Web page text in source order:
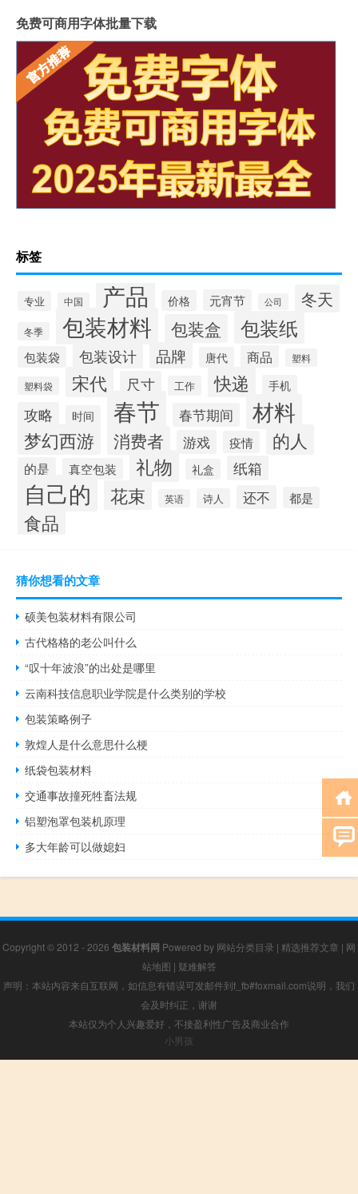
免费可商用字体批量下载
标签
专业 中国 产品 价格 元宵节 公司 冬天
冬季 包装材料 包装盒 包装纸
包装袋 包装设计 品牌 唐代 商品 塑料
塑料袋 宋代 尺寸 工作 快递 手机
攻略 时间 春节 春节期间 材料
梦幻西游 消费者 游戏 疫情 的人
的是 真空包装 礼物 礼盒 纸箱
自己的 花束 英语 诗人 还不 都是
食品
猜你想看的文章
硕美包装材料有限公司
古代格格的老公叫什么
“叹十年波浪”的出处是哪里
云南科技信息职业学院是什么类别的学校
包装策略例子
敦煌人是什么意思什么梗
纸袋包装材料
交通事故撞死牲畜法规
铝塑泡罩包装机原理
多大年龄可以做媳妇
Copyright © 2012 - 2026 包装材料网 Powered by 网站分类目录 | 精选推荐文章 | 网
站地图 | 疑难解答
声明：本站内容来自互联网，如信息有错误可发邮件到f_fb#foxmail.com说明，我们
会及时纠正，谢谢
本站仅为个人兴趣爱好，不接盈利性广告及商业合作
小男孩